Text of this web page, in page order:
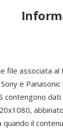
file associata
e
contengono
quando il